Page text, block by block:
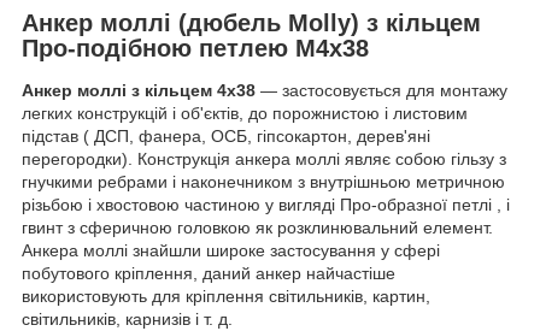
Анкер моллі (дюбель Molly) з кільцем
Про-подібною петлею М4х38
Анкер моллі з кільцем 4х38 ― застосовується для монтажу
легких конструкцій і об'єктів, до порожнистою і листовим
підстав ( ДСП, фанера, ОСБ, гіпсокартон, дерев'яні
перегородки). Конструкція анкера моллі являє собою гільзу з
гнучкими ребрами і наконечником з внутрішньою метричною
різьбою і хвостовою частиною у вигляді Про-образної петлі , і
гвинт з сферичною головкою як розклинювальний елемент.
Анкера моллі знайшли широке застосування у сфері
побутового кріплення, даний анкер найчастіше
використовують для кріплення світильників, картин,
світильників, карнизів і т. д.